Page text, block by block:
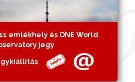
emlékhely és ONE World
jegy